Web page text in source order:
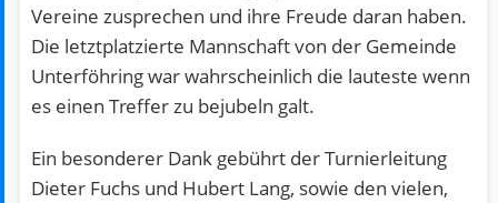
Vereine zusprechen und ihre Freude daran haben.
Die letztplatzierte Mannschaft von der Gemeinde
Unterföhring war wahrscheinlich die lauteste wenn
es einen Treffer zu bejubeln galt.
Ein besonderer Dank gebührt der Turnierleitung
Dieter Fuchs und Hubert Lang, sowie den vielen,